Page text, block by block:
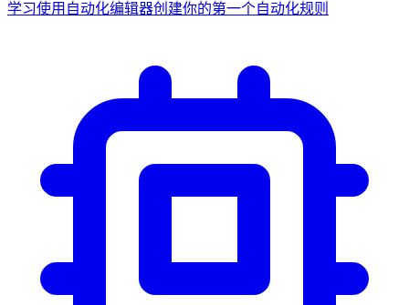
学习使用自动化编辑器创建你的第一个自动化规则